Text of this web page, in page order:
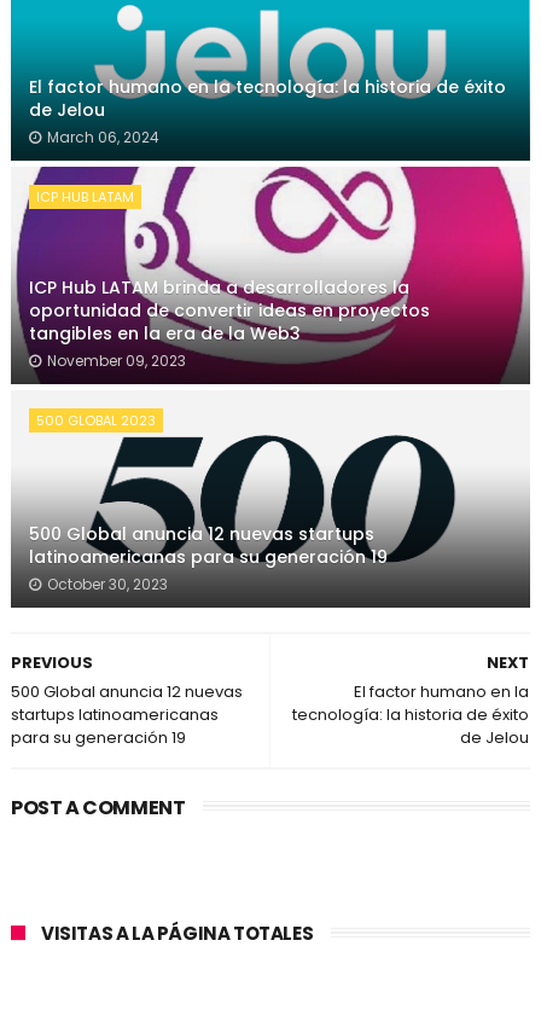
El factor humano en la tecnología: la historia de éxito
de Jelou
March 06, 2024
ICP HUB LATAM
ICP Hub LATAM brinda a desarrolladores la
oportunidad de convertir ideas en proyectos
tangibles en la era de la Web3
November 09, 2023
500 GLOBAL 2023
500 Global anuncia 12 nuevas startups
latinoamericanas para su generación 19
October 30, 2023
NEXT
El factor humano en la
tecnología: la historia de éxito
de Jelou
PREVIOUS
500 Global anuncia 12 nuevas
startups latinoamericanas
para su generación 19
POST A COMMENT
VISITAS A LA PÁGINA TOTALES